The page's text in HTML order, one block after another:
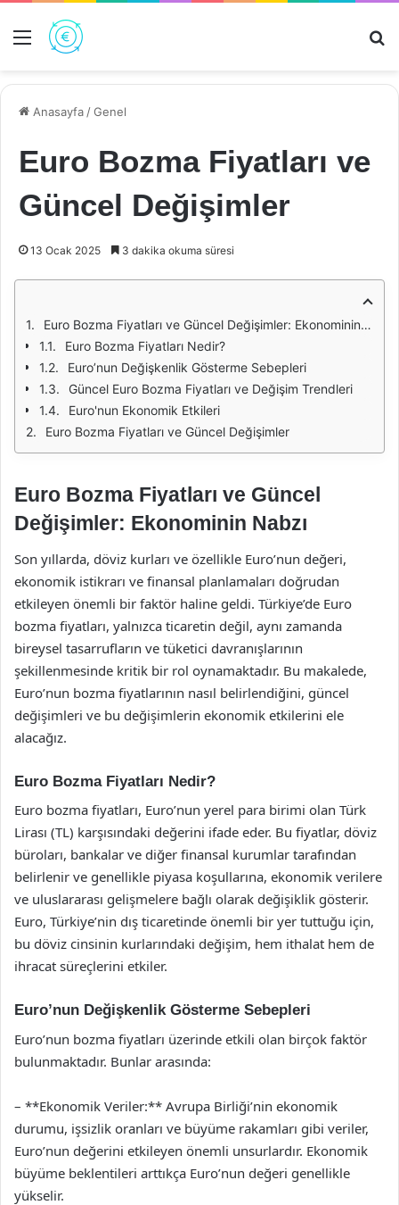
Menü
Anasayfa /Genel
Euro Bozma Fiyatları ve
Güncel Değişimler
13 Ocak 2025 3 dakika okuma süresi
Euro Bozma Fiyatları ve Güncel Değişimler: Ekonominin Nabzı
Euro Bozma Fiyatları Nedir?
Euro’nun Değişkenlik Gösterme Sebepleri
Güncel Euro Bozma Fiyatları ve Değişim Trendleri
Euro'nun Ekonomik Etkileri
Euro Bozma Fiyatları ve Güncel Değişimler
Euro Bozma Fiyatları ve Güncel
Değişimler: Ekonominin Nabzı
Son yıllarda, döviz kurları ve özellikle Euro’nun değeri,
ekonomik istikrarı ve finansal planlamaları doğrudan
etkileyen önemli bir faktör haline geldi. Türkiye’de Euro
bozma fiyatları, yalnızca ticaretin değil, aynı zamanda
bireysel tasarrufların ve tüketici davranışlarının
şekillenmesinde kritik bir rol oynamaktadır. Bu makalede,
Euro’nun bozma fiyatlarının nasıl belirlendiğini, güncel
değişimleri ve bu değişimlerin ekonomik etkilerini ele
alacağız.
Euro Bozma Fiyatları Nedir?
Euro bozma fiyatları, Euro’nun yerel para birimi olan Türk
Lirası (TL) karşısındaki değerini ifade eder. Bu fiyatlar, döviz
büroları, bankalar ve diğer finansal kurumlar tarafından
belirlenir ve genellikle piyasa koşullarına, ekonomik verilere
ve uluslararası gelişmelere bağlı olarak değişiklik gösterir.
Euro, Türkiye’nin dış ticaretinde önemli bir yer tuttuğu için,
bu döviz cinsinin kurlarındaki değişim, hem ithalat hem de
ihracat süreçlerini etkiler.
Euro’nun Değişkenlik Gösterme Sebepleri
Euro’nun bozma fiyatları üzerinde etkili olan birçok faktör
bulunmaktadır. Bunlar arasında:
– **Ekonomik Veriler:** Avrupa Birliği’nin ekonomik
durumu, işsizlik oranları ve büyüme rakamları gibi veriler,
Euro’nun değerini etkileyen önemli unsurlardır. Ekonomik
büyüme beklentileri arttıkça Euro’nun değeri genellikle
yükselir.